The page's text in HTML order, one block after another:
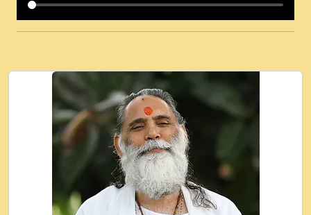
कई पकड क मर हथ र मह वदवन पहच दय! मह जन
Ki - Krishna Bhajan - New Bhajan 2020
#Ishwar Bhakti.mp3
जब से गीता ज्ञान पाया मैं बड़ी मस्ती में हूँ । 2018 -
Rishikesh - Ratan Ji Rasik.mp3
तन हल दल द सनव मड उतत सर रख क, नल रव त
गल लग जव त सर उतत हथ रख द!.mp3
तू कर प्रीतम से प्रीत, यूहीं दिन बीतते जाते हैं ।